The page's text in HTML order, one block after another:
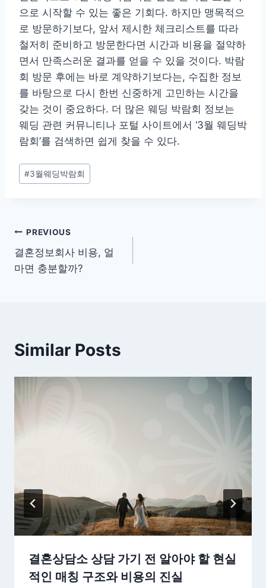
으로 시작할 수 있는 좋은 기회다. 하지만 맹목적으
로 방문하기보다, 앞서 제시한 체크리스트를 따라
철저히 준비하고 방문한다면 시간과 비용을 절약하
면서 만족스러운 결과를 얻을 수 있을 것이다. 박람
회 방문 후에는 바로 계약하기보다는, 수집한 정보
를 바탕으로 다시 한번 신중하게 고민하는 시간을
갖는 것이 중요하다. 더 많은 웨딩 박람회 정보는
웨딩 관련 커뮤니티나 포털 사이트에서 ‘3월 웨딩박
람회’를 검색하면 쉽게 찾을 수 있다.
Post
Tags:
#3월웨딩박람회
글
탐
PREVIOUS
결혼정보회사 비용, 얼
마면 충분할까?
Similar Posts
결혼상담소 상담 가기 전 알아야 할 현실
적인 매칭 구조와 비용의 진실